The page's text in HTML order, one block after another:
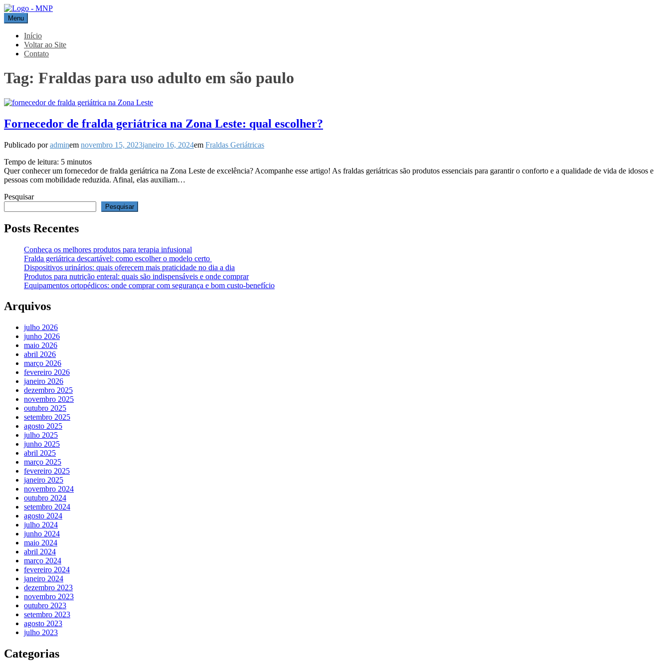
Pular
para
o
conteúdo
MNP
Blog
Menu
Início
Voltar ao Site
Contato
Tag: Fraldas para uso adulto em são paulo
Fornecedor de fralda geriátrica na Zona Leste: qual escolher?
Publicado poradminem novembro 15, 2023janeiro 16, 2024em Fraldas Geriátricas
Tempo de leitura: 5 minutos
Quer conhecer um fornecedor de fralda geriátrica na Zona Leste de excelência? Acompanhe esse artigo! As fraldas geriátricas são produtos essenciais para garantir o conforto e a qualidade de vida de idosos e
pessoas com mobilidade reduzida. Afinal, elas auxiliam…
Pesquisar
Pesquisar
Posts Recentes
Conheça os melhores produtos para terapia infusional
Fralda geriátrica descartável: como escolher o modelo certo
Dispositivos urinários: quais oferecem mais praticidade no dia a dia
Produtos para nutrição enteral: quais são indispensáveis e onde comprar
Equipamentos ortopédicos: onde comprar com segurança e bom custo-benefício
Arquivos
julho 2026
junho 2026
maio 2026
abril 2026
março 2026
fevereiro 2026
janeiro 2026
dezembro 2025
novembro 2025
outubro 2025
setembro 2025
agosto 2025
julho 2025
junho 2025
abril 2025
março 2025
fevereiro 2025
janeiro 2025
novembro 2024
outubro 2024
setembro 2024
agosto 2024
julho 2024
junho 2024
maio 2024
abril 2024
março 2024
fevereiro 2024
janeiro 2024
dezembro 2023
novembro 2023
outubro 2023
setembro 2023
agosto 2023
julho 2023
Categorias